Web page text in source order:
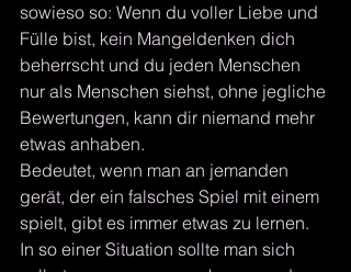
sowieso so: Wenn du voller Liebe und
Fülle bist, kein Mangeldenken dich
beherrscht und du jeden Menschen
nur als Menschen siehst, ohne jegliche
Bewertungen, kann dir niemand mehr
etwas anhaben.
Bedeutet, wenn man an jemanden
gerät, der ein falsches Spiel mit einem
spielt, gibt es immer etwas zu lernen.
In so einer Situation sollte man sich